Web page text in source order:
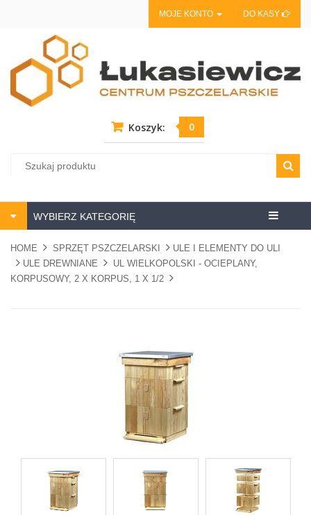
MOJE KONTO DO KASY
Koszyk: 0
Centrum
WYBIERZ KATEGORIĘ
HOME SPRZĘT PSZCZELARSKI
ULE I ELEMENTY DO ULI
ULE DREWNIANE
UL WIELKOPOLSKI - OCIEPLANY,
KORPUSOWY, 2 X KORPUS, 1 X 1/2